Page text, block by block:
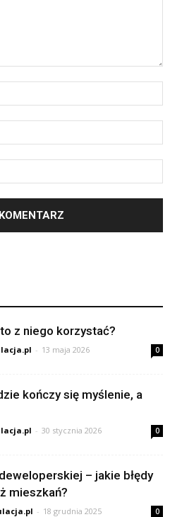
z niego korzystać?
- 13 maja 2026 0
kończy się myślenie, a
- 30 stycznia 2026 0
– jakie błędy
mieszkań?
- 18 grudnia 2025 0